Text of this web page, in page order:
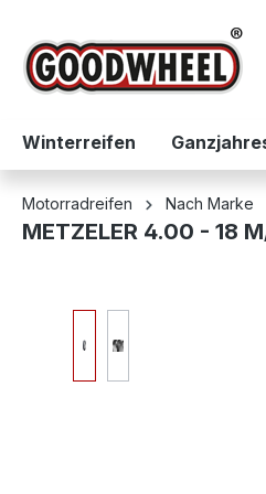
Zur Hauptnavigation
Winterreifen
Motorradreifen Nach Marke
METZELER 4.00 - 18